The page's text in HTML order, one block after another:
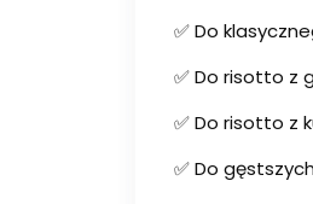
✅ Do
✅ Do risotto z
✅ Do risotto z
✅ Do